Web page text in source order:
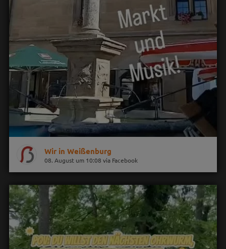
Wir in Weißenburg
08. August um 10:08 via Facebook